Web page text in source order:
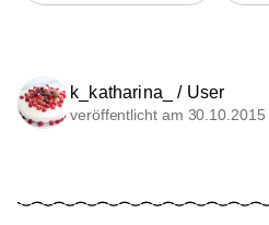
k_katharina_ / User
veröffentlicht am 30.10.2015